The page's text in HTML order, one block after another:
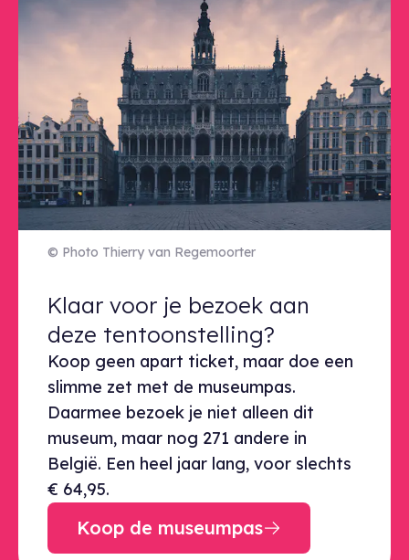
© Photo Thierry van Regemoorter
Klaar voor je bezoek aan deze
Klaar voor je bezoek aan
deze tentoonstelling?
Koop geen apart ticket, maar doe een
slimme zet met de museumpas.
Daarmee bezoek je niet alleen dit
museum, maar nog 271 andere in
België. Een heel jaar lang, voor slechts
€ 64,95.
Koop de museumpas